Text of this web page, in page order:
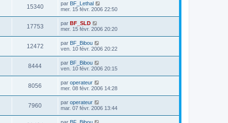
15340 par BF_Lethal
mer. 15 févr. 2006 22:50
17753 par BF_SLD
mer. 15 févr. 2006 20:20
12472 par BF_Bibou
ven. 10 févr. 2006 20:22
8444 par BF_Bibou
ven. 10 févr. 2006 20:15
8056 par operateur
mer. 08 févr. 2006 14:28
7960 par operateur
mar. 07 févr. 2006 13:44